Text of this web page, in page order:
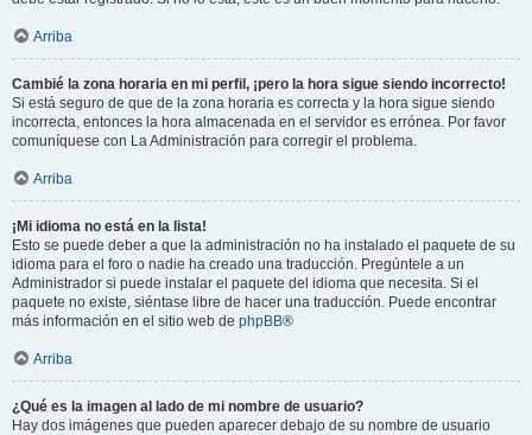
Arriba
Cambié la zona horaria en mi perfil, ¡pero la hora sigue siendo incorrecto!
Si está seguro de que de la zona horaria es correcta y la hora sigue siendo
incorrecta, entonces la hora almacenada en el servidor es errónea. Por favor
comuníquese con La Administración para corregir el problema.
Arriba
¡Mi idioma no está en la lista!
Esto se puede deber a que la administración no ha instalado el paquete de su
idioma para el foro o nadie ha creado una traducción. Pregúntele a un
Administrador si puede instalar el paquete del idioma que necesita. Si el
paquete no existe, siéntase libre de hacer una traducción. Puede encontrar
más información en el sitio web de phpBB®
Arriba
¿Qué es la imagen al lado de mi nombre de usuario?
Hay dos imágenes que pueden aparecer debajo de su nombre de usuario